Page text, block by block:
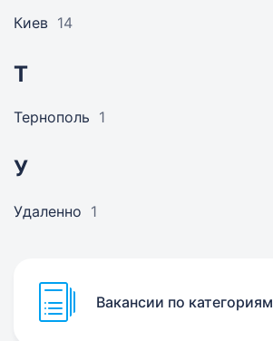
Киев 14
Т
Тернополь 1
У
Удаленно 1
Вакансии по категориям